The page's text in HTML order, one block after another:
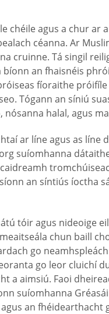
chéile agus a chur ar
céanna. Ar
cruinne. Tá singil
an fhaisnéis
fíoraithe
Tógann an síniú
halal, agus
ar líne agus as líne
suíomhanna
an síntiús íoctha
tóir agus nideoige
chun baill
go
go leor cluichí
a aimsiú. Faoi
suíomhanna
an fhéidearthacht